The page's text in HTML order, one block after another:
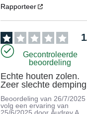
Rapporteer
1
Gecontroleerde
beoordeling
Echte houten zolen.
Zeer slechte
Beoordeling van 26/7/2025
volg een ervaring van
25/6/2025 doorAudrey A.